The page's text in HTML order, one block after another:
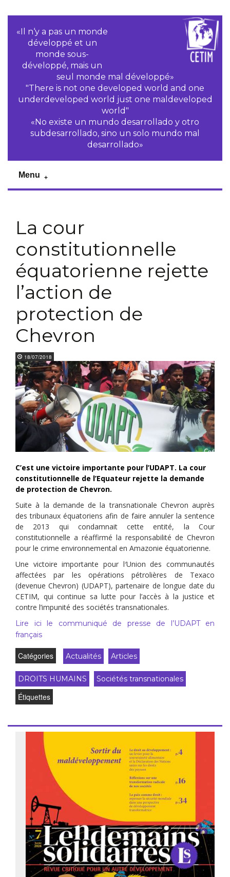
«Il n‘y a pas un monde
développé et un
monde sous-
développé, mais un
seul monde mal développé»
"There is not one developed world and one
underdeveloped world just one maldeveloped
world"
«No existe un mundo desarrollado y otro
subdesarrollado, sino un solo mundo mal
desarrollado»
Menu
La cour
constitutionnelle
équatorienne rejette
l’action de
protection de
Chevron
18/07/2018
C’est une victoire importante pour l’UDAPT. La cour
constitutionnelle de l’Equateur rejette la demande
de protection de Chevron.
Suite à la demande de la transnationale Chevron auprès
des tribunaux équatoriens afin de faire annuler la sentence
de 2013 qui condamnait cette entité, la Cour
constitutionnelle a réaffirmé la responsabilité de Chevron
pour le crime environnemental en Amazonie équatorienne.
Une victoire importante pour l′Union des communautés
affectées par les opérations pétrolières de Texaco
(devenue Chevron) (UDAPT), partenaire de longue date du
CETIM, qui continue sa lutte pour l’accès à la justice et
contre l’impunité des sociétés transnationales.
Lire ici le communiqué de presse de l’UDAPT en
français
Catégories Actualités Articles
DROITS HUMAINS Sociétés transnationales
Étiquettes